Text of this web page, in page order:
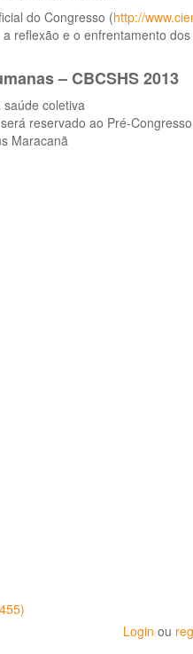
do Congresso (http://
reflexão e o enfrentamento
– CBCSHS 2013
coletiva
reservado ao Pré-Congresso
Maracanã
Login ou